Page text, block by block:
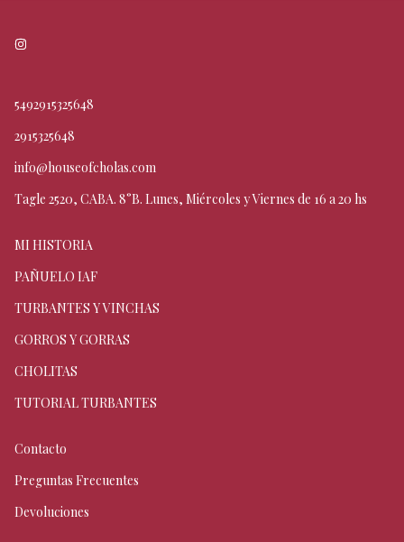
5492915325648
2915325648
info@houseofcholas.com
Tagle 2520, CABA. 8°B. Lunes, Miércoles y Viernes de 16 a 20 hs
MI HISTORIA
PAÑUELO IAF
TURBANTES Y VINCHAS
GORROS Y GORRAS
CHOLITAS
TUTORIAL TURBANTES
Contacto
Preguntas Frecuentes
Devoluciones